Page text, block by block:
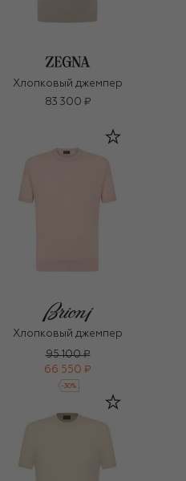
Хлопковый джемпер
83 300 ₽
Хлопковый джемпер
95 100 ₽
66 550 ₽
-30%